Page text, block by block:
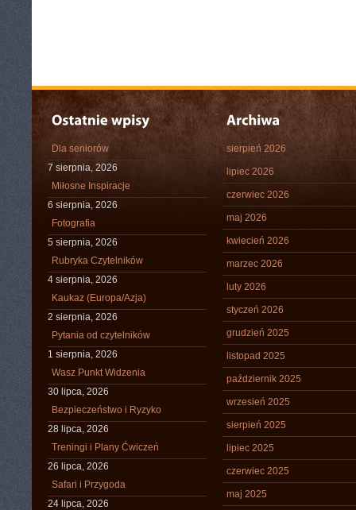
Dla seniorów
7 sierpnia, 2026
Miłosne Inspiracje
6 sierpnia, 2026
Fotografia
5 sierpnia, 2026
Rubryka Czytelników
4 sierpnia, 2026
Kaukaz (Europa/Azja)
2 sierpnia, 2026
Pytania od czytelników
1 sierpnia, 2026
Wasz Punkt Widzenia
30 lipca, 2026
Bezpieczeństwo i Ryzyko
28 lipca, 2026
Treningi i Plany Ćwiczeń
26 lipca, 2026
Safari i Przygoda
24 lipca, 2026
sierpień 2026
lipiec 2026
czerwiec 2026
maj 2026
kwiecień 2026
marzec 2026
luty 2026
styczeń 2026
grudzień 2025
listopad 2025
październik 2025
wrzesień 2025
sierpień 2025
lipiec 2025
czerwiec 2025
maj 2025